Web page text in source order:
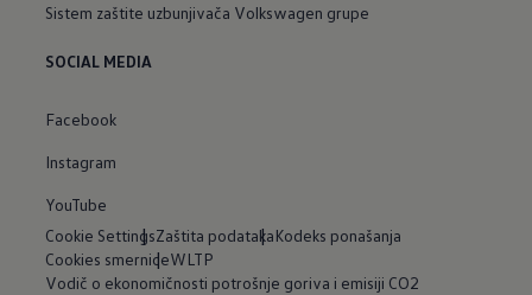
Sistem zaštite uzbunjivača Volkswagen grupe
SOCIAL MEDIA
Facebook
Instagram
YouTube
Cookie SettingsZaštita podatakaKodeks ponašanja
Cookies smerniceWLTP
Vodič o ekonomičnosti potrošnje goriva i emisiji CO2